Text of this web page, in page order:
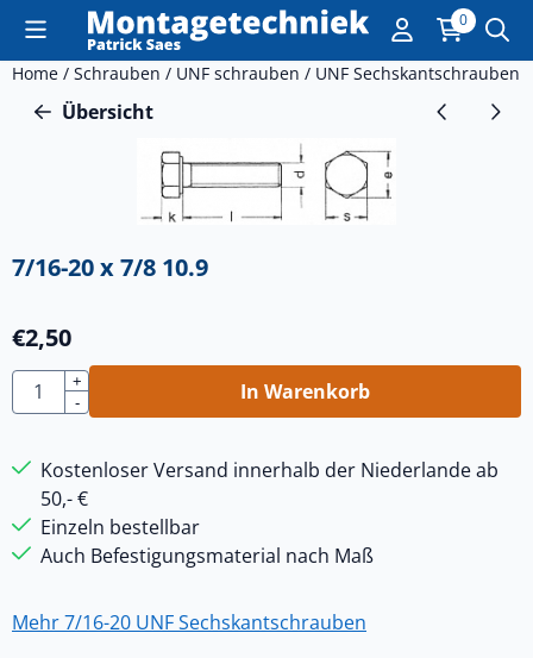
Cookie-Einstellungen sind derzeit geschlossen. 0
Home / Schrauben / UNF schrauben / UNF Sechskantschrauben
Übersicht
7/16-20 x 7/8 10.9
€2,50
Anzahl
+
-
In Warenkorb
Kostenloser Versand innerhalb der Niederlande ab
50,- €
Einzeln bestellbar
Auch Befestigungsmaterial nach Maß
Mehr 7/16-20 UNF Sechskantschrauben